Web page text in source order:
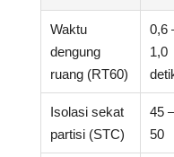
Waktu
dengung
ruang (RT60)
0,6
1,0
Isolasi sekat
partisi (STC)
45 –
50